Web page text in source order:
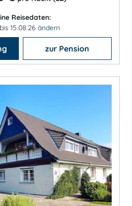
Reisedaten:
15.08.26 ändern
zur Pension